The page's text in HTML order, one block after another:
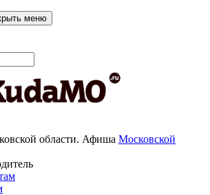
меню
области. Афиша Московской